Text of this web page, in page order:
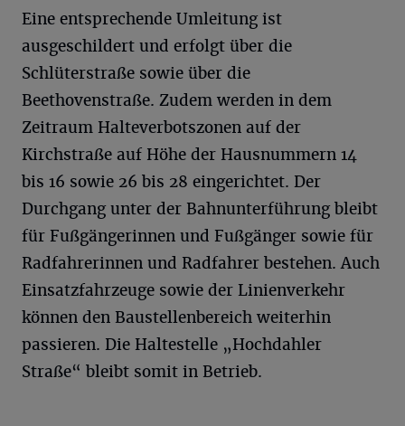
Eine entsprechende Umleitung ist
ausgeschildert und erfolgt über die
Schlüterstraße sowie über die
Beethovenstraße. Zudem werden in dem
Zeitraum Halteverbotszonen auf der
Kirchstraße auf Höhe der Hausnummern 14
bis 16 sowie 26 bis 28 eingerichtet. Der
Durchgang unter der Bahnunterführung bleibt
für Fußgängerinnen und Fußgänger sowie für
Radfahrerinnen und Radfahrer bestehen. Auch
Einsatzfahrzeuge sowie der Linienverkehr
können den Baustellenbereich weiterhin
passieren. Die Haltestelle „Hochdahler
Straße“ bleibt somit in Betrieb.